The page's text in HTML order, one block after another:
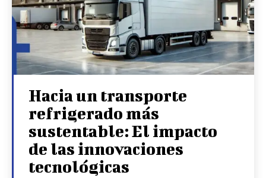
Hacia un transporte
refrigerado más
sustentable: El impacto
de las innovaciones
tecnológicas